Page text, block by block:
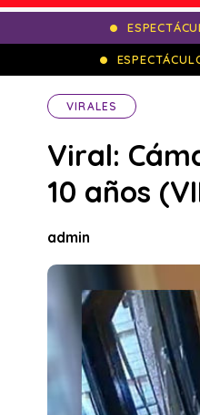
VIRALES
Viral:
10 años
admin